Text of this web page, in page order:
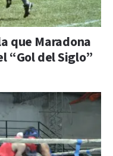
que Maradona
“Gol del Siglo”